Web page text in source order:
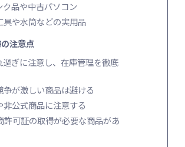
ク品や中古パソコン
具や水筒などの実用品
注意点
過ぎに注意し、在庫管理を徹底
争が激しい商品は避ける
非公式商品に注意する
許可証の取得が必要な商品があ